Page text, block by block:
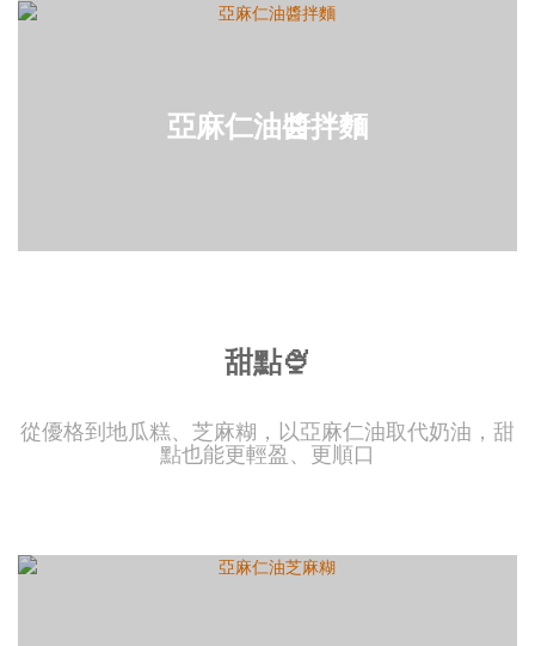
亞麻仁油醬拌麵
甜點🍨
從優格到地瓜糕、芝麻糊，以亞麻仁油取代奶油，甜
點也能更輕盈、更順口